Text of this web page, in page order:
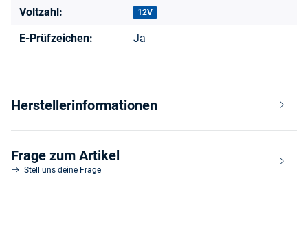
Voltzahl: 12V
E-Prüfzeichen: Ja
Herstellerinformationen
Frage zum Artikel
Stell uns deine Frage